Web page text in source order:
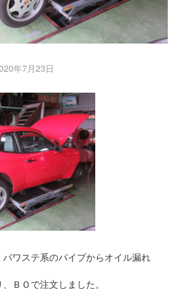
年7月23日
ワステ系のパイプからオイル漏れ
ＢＯで注文しました。